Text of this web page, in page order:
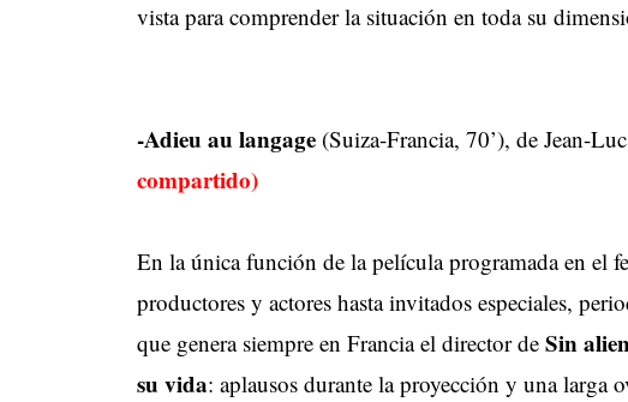
vista para comprender la situación en toda su
-Adieu au langage (Suiza-Francia, 70’), de
compartido)
En la única función de la película programada en el
productores y actores hasta invitados especiales,
que genera siempre en Francia el director de Sin
su vida: aplausos durante la proyección y una